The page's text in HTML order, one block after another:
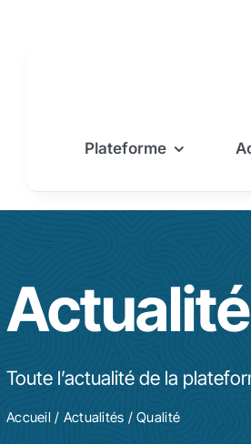
Plateforme
Toute l’actualité de la
Accueil / Actualités / Qualité